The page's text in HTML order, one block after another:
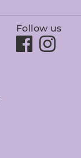
Follow us